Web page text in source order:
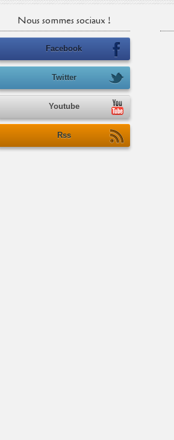
Nous sommes sociaux !
Facebook
Twitter
Youtube
Rss